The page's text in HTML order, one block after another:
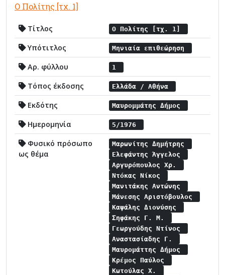
Ο Πολίτης [τχ. 1]
Τίτλος Ο Πολίτης [τχ. 1]
Υπότιτλος Μηνιαία επιθεώρηση
Αρ. φύλλου 1
Τόπος έκδοσης Ελλάδα / Αθήνα
Εκδότης Μαυρομμάτης Δήμος
Ημερομηνία 5/1976
Φυσικό πρόσωπο
ως θέμα
Μαρωνίτης Δημήτρης
Ελεφάντης Άγγελος
Αργυρόπουλος Χρ.
Ντόκας Νίκος
Μανιτάκης Αντώνης
Μάνεσης Αριστόβουλος
Καψάλης Διονύσης
Σηφάκης Γ. Μ.
Γεωργούδης Ντίνος
Αναστασίαδης Γ.
Μαυρομάττης Δήμος
Κρέμος Παύλος
Κωτούλας Χ.